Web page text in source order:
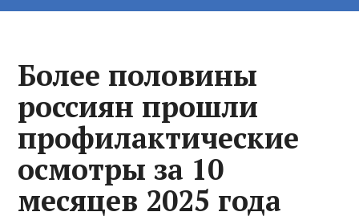
Более половины
россиян прошли
профилактические
осмотры за 10
месяцев 2025 года